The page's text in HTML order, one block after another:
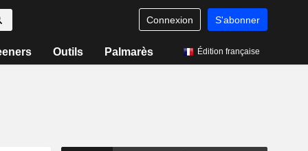
Connexion S'abonner
Outils Palmarès Édition française